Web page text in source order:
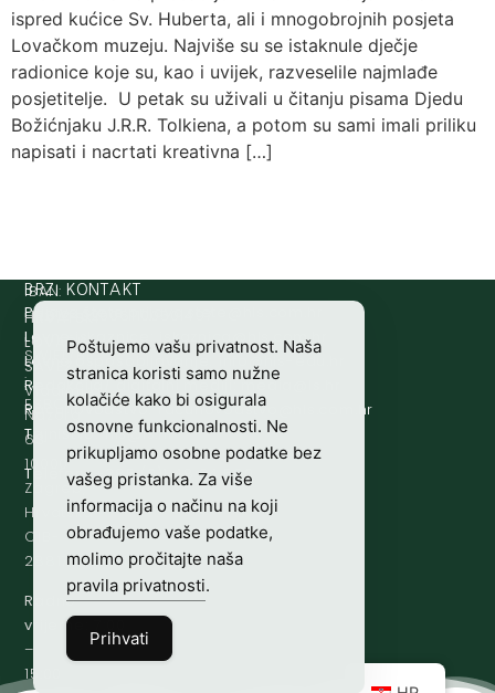
ispred kućice Sv. Huberta, ali i mnogobrojnih posjeta
Lovačkom muzeju. Najviše su se istaknule dječje
radionice koje su, kao i uvijek, razveselile najmlađe
posjetitelje. U petak su uživali u čitanju pisama Djedu
Božićnjaku J.R.R. Tolkiena, a potom su sami imali priliku
napisati i nacrtati kreativna […]
HRVATSKI
LOVAČKI
SAVEZ
Vladimira
Nazora
63
10000
Zagreb,
Hrvatska
OIB-
28817560444
Radno
vrijeme:
–
15:00
IBAN:
HR8124020061100501497
SWIFT/BIC
:
ESBCHR22
BRZI KONTAKT
Prijava štete:
Lovne iskaznice:
rh.moc.slh
@acinzaksi
Lovno osposobljavanje:
rh.ude-slh
@ofni
Redakcija/ digitalni mediji:@aidem
Računovodstvo:
rh.moc.slh
@ovtsdovonucar
Tajništvo:
rh.sl
@slh
Telefon: +385 (0)1 48 34 560
Poštujemo vašu privatnost. Naša
stranica koristi samo nužne
kolačiće kako bi osigurala
osnovne funkcionalnosti. Ne
prikupljamo osobne podatke bez
vašeg pristanka. Za više
informacija o načinu na koji
obrađujemo vaše podatke,
molimo pročitajte naša
pravila privatnosti.
Prihvati